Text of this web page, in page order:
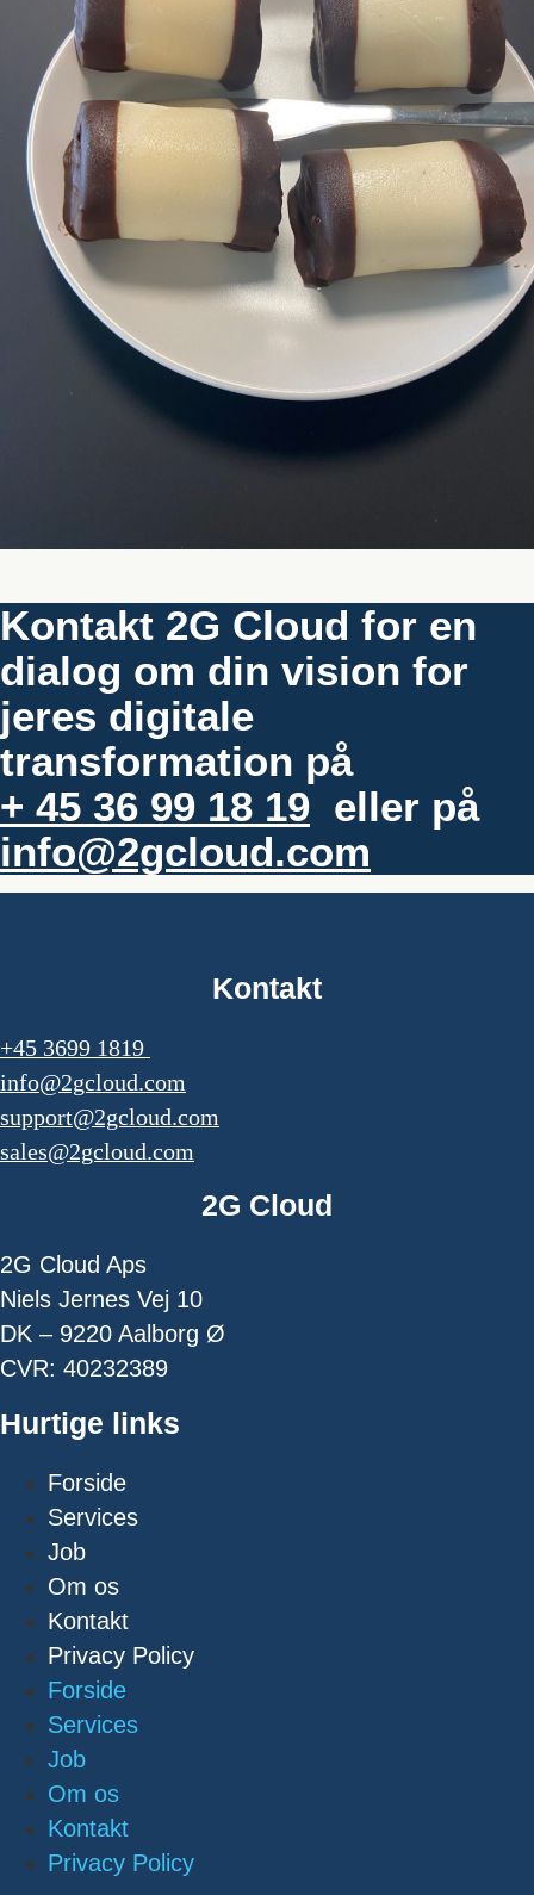
Kontakt 2G Cloud for en
dialog om din vision for
jeres digitale
transformation på
+ 45 36 99 18 19 eller på
info@2gcloud.com
Kontakt
+45 3699 1819
info@2gcloud.com
support@2gcloud.com
sales@2gcloud.com
2G Cloud
2G Cloud Aps
Niels Jernes Vej 10
DK – 9220 Aalborg Ø
CVR: 40232389
Hurtige links
Forside
Services
Job
Om os
Kontakt
Privacy Policy
Forside
Services
Job
Om os
Kontakt
Privacy Policy